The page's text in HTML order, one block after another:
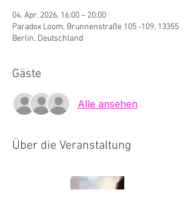
04. Apr. 2026, 16:00 – 20:00
Paradox Loom, Brunnenstraße 105 -109, 13355
Berlin, Deutschland
Gäste
Alle ansehen
Über die Veranstaltung